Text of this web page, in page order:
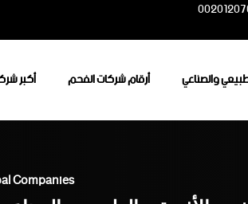
أكبر أرقام شركات الفحم والصناعي
Companies